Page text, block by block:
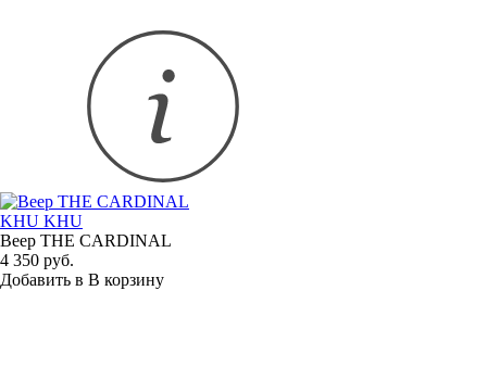
KHU KHU
Веер THE CARDINAL
4 350 руб.
Добавить в В корзину